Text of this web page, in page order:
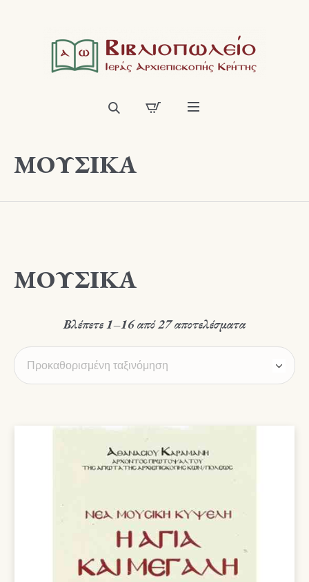
ΜΟΥΣΙΚΑ
ΜΟΥΣΙΚΑ
Βλέπετε 1–16 από 27 αποτελέσματα